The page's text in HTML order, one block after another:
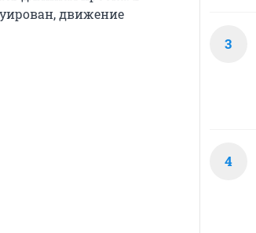
движение
3
4